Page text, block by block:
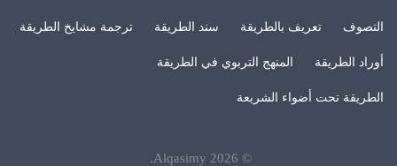
التصوف تعريف بالطريقة سند الطريقة ترجمة مشايخ الطريقة
أوراد الطريقة المنهج التربوي في الطريقة
الطريقة تحت أضواء الشريعة
©
2026
Alqasimy
.